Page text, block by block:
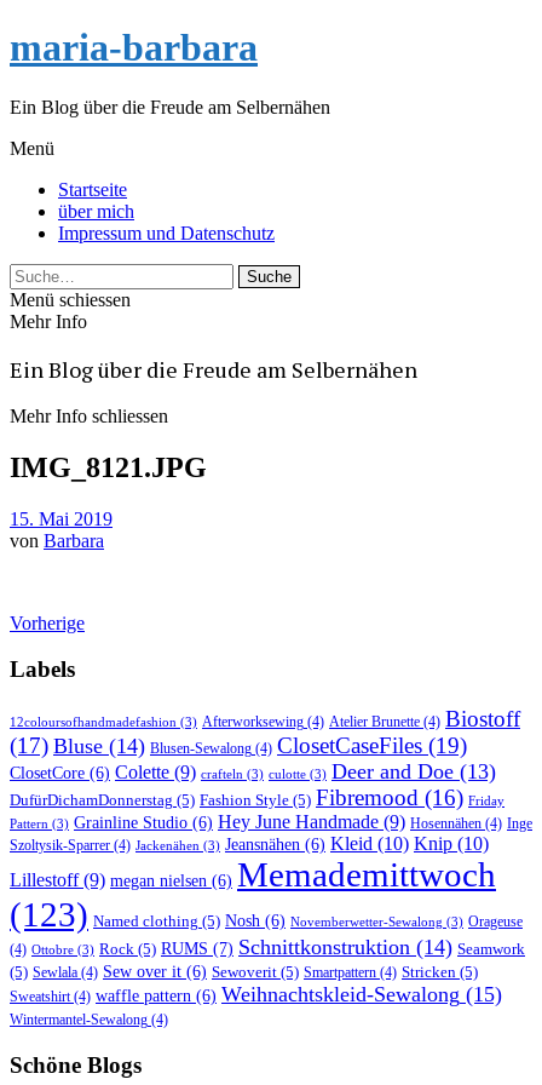
maria-barbara
Ein Blog über die Freude am Selbernähen
Menü
Startseite
über mich
Impressum und Datenschutz
Suche
Menü schiessen
Mehr Info
Ein Blog über die Freude am Selbernähen
Mehr Info schliessen
IMG_8121.JPG
15. Mai 2019
von Barbara
Vorherige
Labels
12coloursofhandmadefashion (3) Afterworksewing (4) Atelier Brunette (4) Biostoff
(17) Bluse (14) Blusen-Sewalong (4) ClosetCaseFiles (19)
ClosetCore (6) Colette (9) crafteln (3) culotte (3) Deer and Doe (13)
DufürDichamDonnerstag (5) Fashion Style (5) Fibremood (16) Friday
Pattern (3) Grainline Studio (6) Hey June Handmade (9) Hosennähen (4) Inge
Szoltysik-Sparrer (4) Jackenähen (3) Jeansnähen (6) Kleid (10) Knip (10)
Lillestoff(9) megan nielsen (6) Memademittwoch
(123) Named clothing (5) Nosh (6) Novemberwetter-Sewalong (3) Orageuse
(4) Ottobre (3) Rock (5) RUMS (7) Schnittkonstruktion (14) Seamwork
(5) Sewlala (4) Sew over it (6) Sewoverit (5) Smartpattern (4) Stricken (5)
Sweatshirt(4) waffle pattern (6) Weihnachtskleid-Sewalong (15)
Wintermantel-Sewalong (4)
Schöne Blogs